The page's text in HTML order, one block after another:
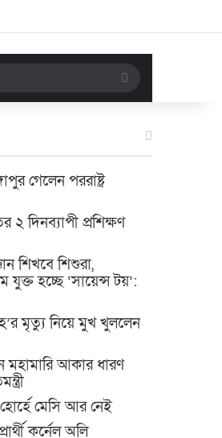
for
গেলেন পররাষ্ট্র
দিনব্যাপী প্রশিক্ষণ
শিখবে শিশুরা,
যুক্ত হচ্ছে ‘সায়েন্স টয়’:
মৃত্যু নিয়ে মুখ খুললেন
মহামারি আকার ধারণ
মেসি আর নেই
কর্নেল অলি